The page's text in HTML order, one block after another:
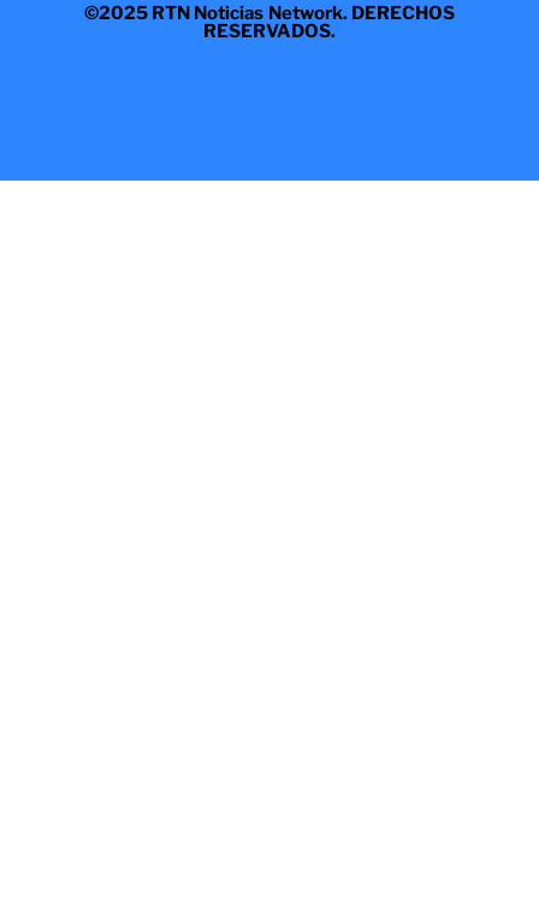
©2025 RTN Noticias Network. DERECHOS
RESERVADOS.